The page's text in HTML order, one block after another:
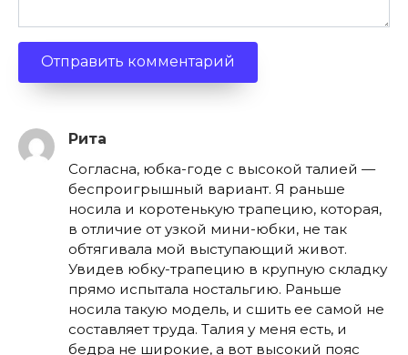
Рита
Согласна, юбка-годе с высокой талией —
беспроигрышный вариант. Я раньше
носила и коротенькую трапецию, которая,
в отличие от узкой мини-юбки, не так
обтягивала мой выступающий живот.
Увидев юбку-трапецию в крупную складку
прямо испытала ностальгию. Раньше
носила такую модель, и сшить ее самой не
составляет труда. Талия у меня есть, и
бедра не широкие, а вот высокий пояс